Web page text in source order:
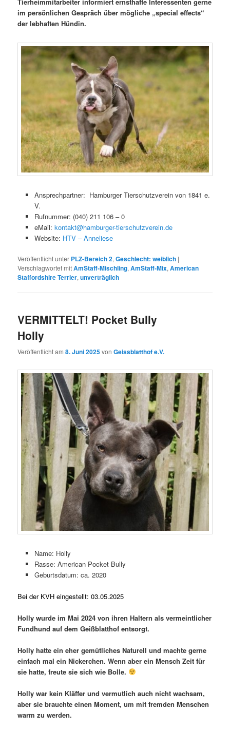
im persönlichen Gespräch über mögliche „special effects“
der lebhaften Hündin.
Ansprechpartner: Hamburger Tierschutzverein von 1841 e.
V.
Rufnummer: (040) 211 106 – 0
eMail: kontakt@hamburger-tierschutzverein.de
Website: HTV – Anneliese
Veröffentlicht unter PLZ-Bereich 2,Geschlecht: weiblich |
Verschlagwortet mitAmStaff-Mischling,AmStaff-Mix,American
Staffordshire Terrier,unverträglich
VERMITTELT! Pocket Bully
Holly
Veröffentlicht am8. Juni 2025vonGeissblatthof e.V.
Name: Holly
Rasse: American Pocket Bully
Geburtsdatum: ca. 2020
Bei der KVH eingestellt: 03.05.2025
Holly wurde im Mai 2024 von ihren Haltern als vermeintlicher
Fundhund auf dem Geißblatthof entsorgt.
Holly hatte ein eher gemütliches Naturell und machte gerne
einfach mal ein Nickerchen. Wenn aber ein Mensch Zeit für
sie hatte, freute sie sich wie Bolle.
Holly war kein Kläffer und vermutlich auch nicht wachsam,
aber sie brauchte einen Moment, um mit fremden Menschen
warm zu werden.